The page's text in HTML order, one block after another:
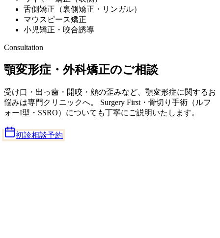
舌側矯正（裏側矯正・リンガル）
マウスピース矯正
小児矯正・咬合誘導
Consultation
顎変形症・外科矯正のご相談
受け口・出っ歯・開咬・顔の歪みなど、顎変形症に関するお
悩みは専門クリニックへ。 Surgery First・骨切り手術（ルフ
ォーI型・SSRO）についても丁寧にご説明いたします。
初診相談予約